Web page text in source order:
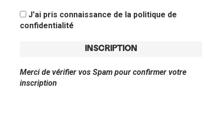
J'ai pris connaissance de la politique de
confidentialité
Merci de vérifier vos Spam pour confirmer votre
inscription